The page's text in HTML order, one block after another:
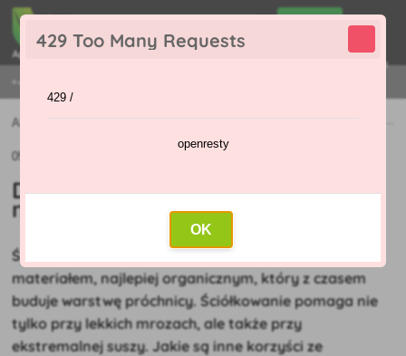
429 Too Many Requests
429 /
openresty
OK
+421 915 420 295 | PONIEDZIAŁEK - PIĄTEK 9:00 - 16:00
Menu
Aktualności»Dlaczego nie należy lekceważyć mulczowania?
05.07.2021 (Pierwotny artykuł: 20.06.2021)
Dlaczego nie należy lekceważyć
mulczowania?
Ściółkowanie to pokrycie powierzchni gleby
materiałem, najlepiej organicznym, który z czasem
buduje warstwę próchnicy. Ściółkowanie pomaga nie
tylko przy lekkich mrozach, ale także przy
ekstremalnej suszy. Jakie są inne korzyści ze